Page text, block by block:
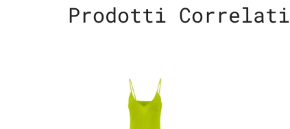
Prodotti Correlati